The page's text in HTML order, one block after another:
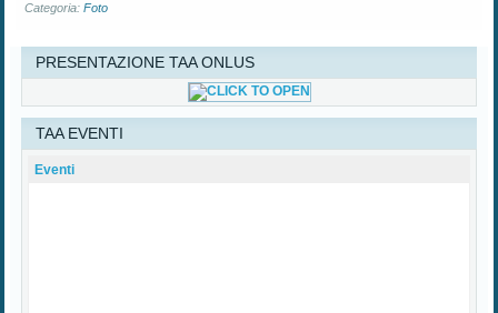
Categoria:Foto
PRESENTAZIONE TAA ONLUS
TAA EVENTI
Eventi
Il Sindaco del Comune di Firenze Dario Nardella, l’Associazione
Toscana Usa con i Presidenti Maurizio Mancianti e Andrea L. Davis, e
la Console Generale degli Stati Uniti a Firenze Daniela Ballard sono
lieti di invitarVi al tradizionale PREMIO TOSCANA U.S.A. 2023, che si
terrà mercoledì 25...
Read More...